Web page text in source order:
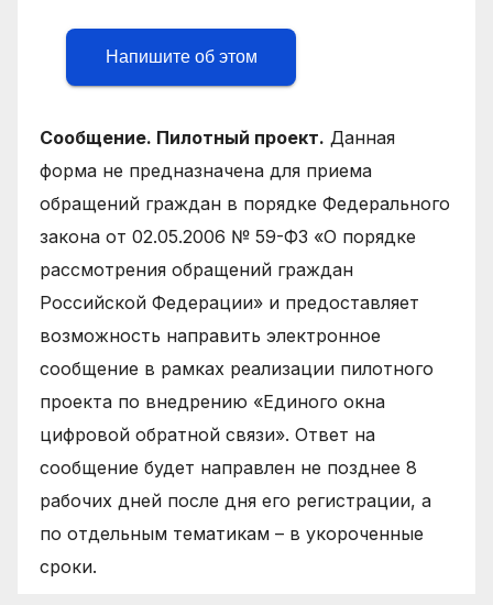
Напишите об этом
Сообщение. Пилотный проект. Данная
форма не предназначена для приема
обращений граждан в порядке Федерального
закона от 02.05.2006 № 59-ФЗ «О порядке
рассмотрения обращений граждан
Российской Федерации» и предоставляет
возможность направить электронное
сообщение в рамках реализации пилотного
проекта по внедрению «Единого окна
цифровой обратной связи». Ответ на
сообщение будет направлен не позднее 8
рабочих дней после дня его регистрации, а
по отдельным тематикам – в укороченные
сроки.